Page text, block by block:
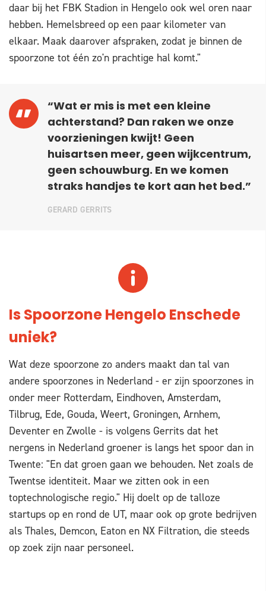
daar bij het FBK Stadion in Hengelo ook wel oren naar
hebben. Hemelsbreed op een paar kilometer van
elkaar. Maak daarover afspraken, zodat je binnen de
spoorzone tot één zo'n prachtige hal komt."
“Wat er mis is met een kleine
achterstand? Dan raken we onze
voorzieningen kwijt! Geen
huisartsen meer, geen wijkcentrum,
geen schouwburg. En we komen
straks handjes te kort aan het bed.”
GERARD GERRITS
Is Spoorzone Hengelo Enschede
uniek?
Wat deze spoorzone zo anders maakt dan tal van
andere spoorzones in Nederland - er zijn spoorzones in
onder meer Rotterdam, Eindhoven, Amsterdam,
Tilbrug, Ede, Gouda, Weert, Groningen, Arnhem,
Deventer en Zwolle - is volgens Gerrits dat het
nergens in Nederland groener is langs het spoor dan in
Twente: "En dat groen gaan we behouden. Net zoals de
Twentse identiteit. Maar we zitten ook in een
toptechnologische regio." Hij doelt op de talloze
startups op en rond de UT, maar ook op grote bedrijven
als Thales, Demcon, Eaton en NX Filtration, die steeds
op zoek zijn naar personeel.